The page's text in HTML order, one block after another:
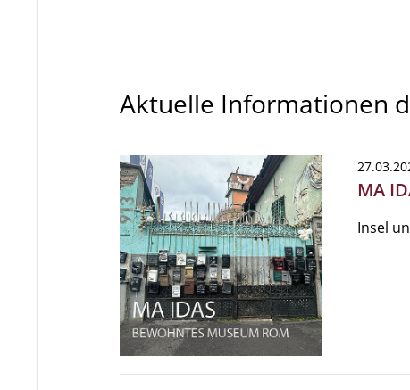
Aktuelle Informationen
MA
Insel